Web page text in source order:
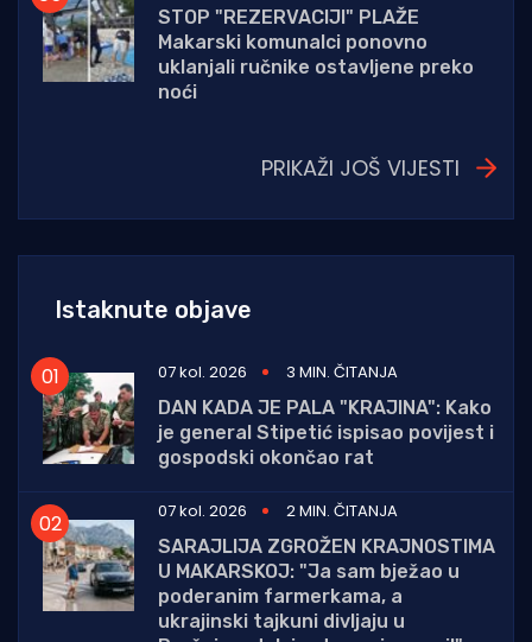
STOP "REZERVACIJI" PLAŽE
Makarski komunalci ponovno
uklanjali ručnike ostavljene preko
noći
PRIKAŽI JOŠ VIJESTI
Istaknute objave
07 kol. 2026
3 MIN. ČITANJA
DAN KADA JE PALA "KRAJINA": Kako
je general Stipetić ispisao povijest i
gospodski okončao rat
07 kol. 2026
2 MIN. ČITANJA
SARAJLIJA ZGROŽEN KRAJNOSTIMA
U MAKARSKOJ: "Ja sam bježao u
poderanim farmerkama, a
ukrajinski tajkuni divljaju u